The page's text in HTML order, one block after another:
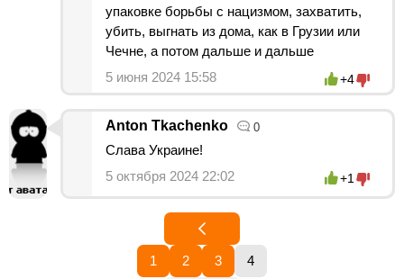
упаковке борьбы с нацизмом, захватить,
убить, выгнать из дома, как в Грузии или
Чечне, а потом дальше и дальше
5 июня 2024 15:58
+4
Anton Tkachenko 0
Слава Украине!
5 октября 2024 22:02
+1
1 2 3 4